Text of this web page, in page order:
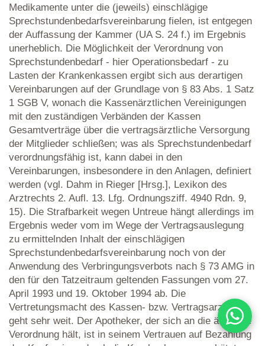
Medikamente unter die (jeweils) einschlägige
Sprechstundenbedarfsvereinbarung fielen, ist entgegen
der Auffassung der Kammer (UA S. 24 f.) im Ergebnis
unerheblich. Die Möglichkeit der Verordnung von
Sprechstundenbedarf - hier Operationsbedarf - zu
Lasten der Krankenkassen ergibt sich aus derartigen
Vereinbarungen auf der Grundlage von § 83 Abs. 1 Satz
1 SGB V, wonach die Kassenärztlichen Vereinigungen
mit den zuständigen Verbänden der Kassen
Gesamtverträge über die vertragsärztliche Versorgung
der Mitglieder schließen; was als Sprechstundenbedarf
verordnungsfähig ist, kann dabei in den
Vereinbarungen, insbesondere in den Anlagen, definiert
werden (vgl. Dahm in Rieger [Hrsg.], Lexikon des
Arztrechts 2. Aufl. 13. Lfg. Ordnungsziff. 4940 Rdn. 9,
15). Die Strafbarkeit wegen Untreue hängt allerdings im
Ergebnis weder vom im Wege der Vertragsauslegung
zu ermittelnden Inhalt der einschlägigen
Sprechstundenbedarfsvereinbarung noch von der
Anwendung des Verbringungsverbots nach § 73 AMG in
den für den Tatzeitraum geltenden Fassungen vom 27.
April 1993 und 19. Oktober 1994 ab. Die
Vertretungsmacht des Kassen- bzw. Vertragsarztes
geht sehr weit. Der Apotheker, der sich an die ärztliche
Verordnung hält, ist in seinem Vertrauen auf Bezahlung